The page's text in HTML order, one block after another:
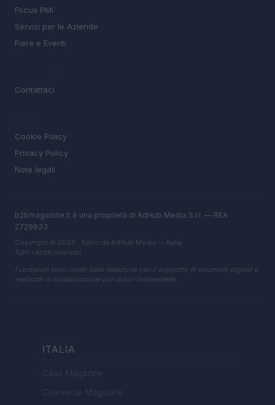
Focus PMI
Servizi per le Aziende
Fiere e Eventi
Contattaci
Cookie Policy
Privacy Policy
Note legali
b2bmagazine.it è una proprietà di AdHub Media S.r.l. — REA
2729933
Copyright © 2026 · Edito da AdHub Media — Italia
Tutti i diritti riservati
I contenuti sono curati dalla redazione con il supporto di strumenti digitali e
realizzati in collaborazione con autori indipendenti.
ITALIA
Casa Magazine
Cineverse Magazine